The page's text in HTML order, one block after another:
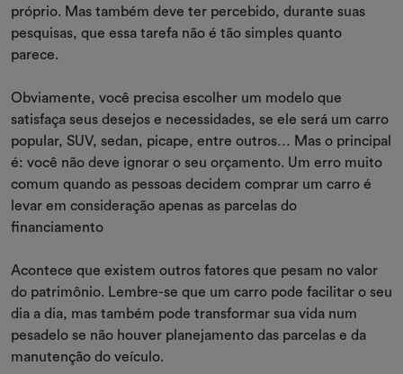
próprio. Mas também deve ter percebido, durante suas
pesquisas, que essa tarefa não é tão simples quanto
parece.
Obviamente, você precisa escolher um modelo que
satisfaça seus desejos e necessidades, se ele será um carro
popular, SUV, sedan, picape, entre outros… Mas o principal
é: você não deve ignorar o seu orçamento. Um erro muito
comum quando as pessoas decidem comprar um carro é
levar em consideração apenas as parcelas do
financiamento
Acontece que existem outros fatores que pesam no valor
do patrimônio. Lembre-se que um carro pode facilitar o seu
dia a dia, mas também pode transformar sua vida num
pesadelo se não houver planejamento das parcelas e da
manutenção do veículo.